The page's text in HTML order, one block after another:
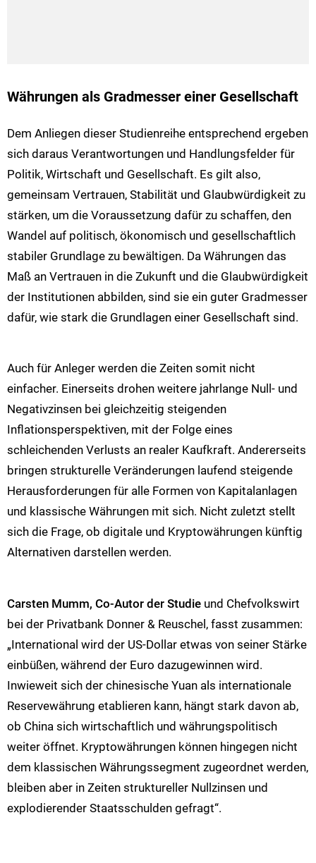
Währungen als Gradmesser einer Gesellschaft
Dem Anliegen dieser Studienreihe entsprechend ergeben
sich daraus Verantwortungen und Handlungsfelder für
Politik, Wirtschaft und Gesellschaft. Es gilt also,
gemeinsam Vertrauen, Stabilität und Glaubwürdigkeit zu
stärken, um die Voraussetzung dafür zu schaffen, den
Wandel auf politisch, ökonomisch und gesellschaftlich
stabiler Grundlage zu bewältigen. Da Währungen das
Maß an Vertrauen in die Zukunft und die Glaubwürdigkeit
der Institutionen abbilden, sind sie ein guter Gradmesser
dafür, wie stark die Grundlagen einer Gesellschaft sind.
Auch für Anleger werden die Zeiten somit nicht
einfacher. Einerseits drohen weitere jahrlange Null- und
Negativzinsen bei gleichzeitig steigenden
Inflationsperspektiven, mit der Folge eines
schleichenden Verlusts an realer Kaufkraft. Andererseits
bringen strukturelle Veränderungen laufend steigende
Herausforderungen für alle Formen von Kapitalanlagen
und klassische Währungen mit sich. Nicht zuletzt stellt
sich die Frage, ob digitale und Kryptowährungen künftig
Alternativen darstellen werden.
Carsten Mumm, Co-Autor der Studie und Chefvolkswirt
bei der Privatbank Donner & Reuschel, fasst zusammen:
„International wird der US-Dollar etwas von seiner Stärke
einbüßen, während der Euro dazugewinnen wird.
Inwieweit sich der chinesische Yuan als internationale
Reservewährung etablieren kann, hängt stark davon ab,
ob China sich wirtschaftlich und währungspolitisch
weiter öffnet. Kryptowährungen können hingegen nicht
dem klassischen Währungssegment zugeordnet werden,
bleiben aber in Zeiten struktureller Nullzinsen und
explodierender Staatsschulden gefragt“.